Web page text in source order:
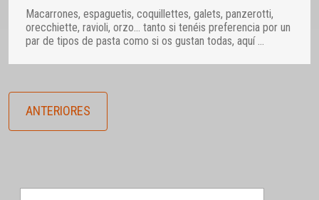
Macarrones, espaguetis, coquillettes, galets, panzerotti,
orecchiette, ravioli, orzo… tanto si tenéis preferencia por un
par de tipos de pasta como si os gustan todas, aquí
ANTERIORES